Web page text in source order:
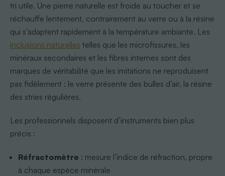
tri utile. Une pierre naturelle est froide au toucher et se
réchauffe lentement, contrairement au verre ou à la résine
qui s’adaptent rapidement à la température ambiante. Les
inclusions naturelles telles que les microfissures, les
minéraux secondaires et les fibres internes sont des
marques de véritabilité que les imitations ne reproduisent
pas fidèlement : le verre présente des bulles d’air, la résine
des stries régulières.
Les professionnels disposent d’instruments bien plus
précis :
Réfractomètre : mesure l’indice de réfraction, propre
à chaque espèce minérale